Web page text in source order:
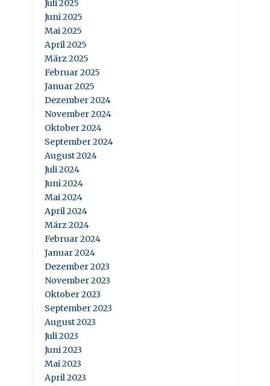
Juli 2025
Juni 2025
Mai 2025
April 2025
März 2025
Februar 2025
Januar 2025
Dezember 2024
November 2024
Oktober 2024
September 2024
August 2024
Juli 2024
Juni 2024
Mai 2024
April 2024
März 2024
Februar 2024
Januar 2024
Dezember 2023
November 2023
Oktober 2023
September 2023
August 2023
Juli 2023
Juni 2023
Mai 2023
April 2023